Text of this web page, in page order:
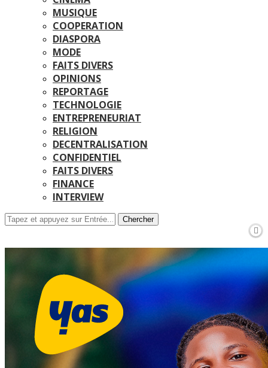
MUSIQUE
COOPERATION
DIASPORA
MODE
FAITS DIVERS
OPINIONS
REPORTAGE
TECHNOLOGIE
ENTREPRENEURIAT
RELIGION
DECENTRALISATION
CONFIDENTIEL
FAITS DIVERS
FINANCE
INTERVIEW
Chercher